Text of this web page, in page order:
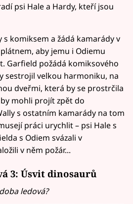
psi Hale a Hardy, kteří jsou
komiksem a žádá kamarády v
aby jemu i Odiemu
Garfield požádá komiksového
sestrojil velkou harmoniku, na
dveřmi, která by se prostrčila
mohli projít zpět do
s ostatním kamarády na tom
práci urychlit – psi Hale s
s Odiem svázali v
v něm požár...
3: Úsvit dinosaurů
ledová?